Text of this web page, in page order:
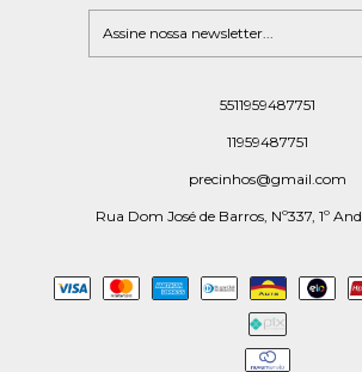
5511959487751
11959487751
precinhos@gmail.com
Rua Dom José de Barros, Nº337, 1º